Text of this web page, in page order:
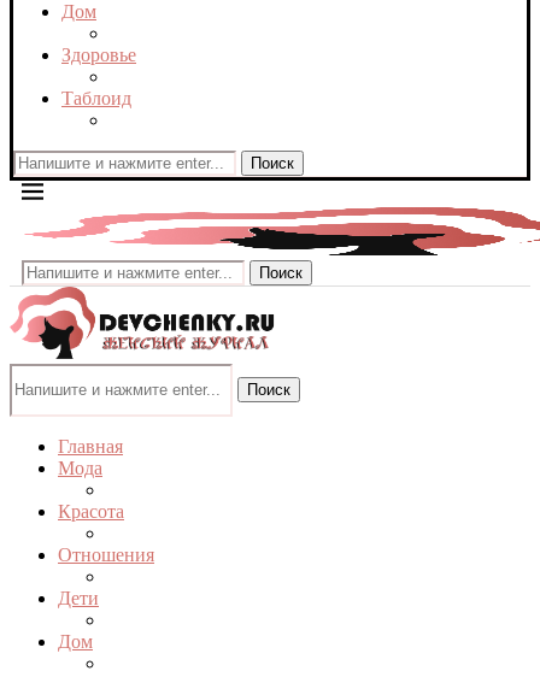
Дом
Здоровье
Таблоид
Поиск
Поиск
Поиск
Главная
Мода
Красота
Отношения
Дети
Дом